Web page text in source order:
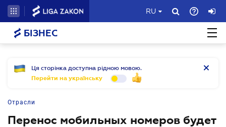
RU
БІЗНЕС
Ця сторінка доступна рідною мовою.
Перейти на українську
Отрасли
Перенос мобильных номеров будет